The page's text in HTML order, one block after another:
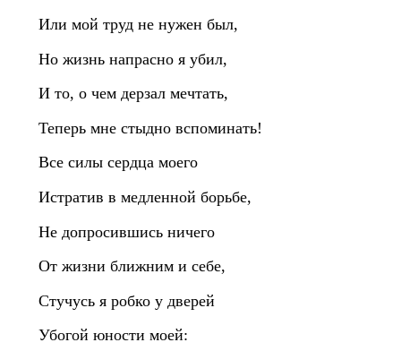
Или мой труд не нужен был,
Но жизнь напрасно я убил,
И то, о чем дерзал мечтать,
Теперь мне стыдно вспоминать!
Все силы сердца моего
Истратив в медленной борьбе,
Не допросившись ничего
От жизни ближним и себе,
Стучусь я робко у дверей
Убогой юности моей: